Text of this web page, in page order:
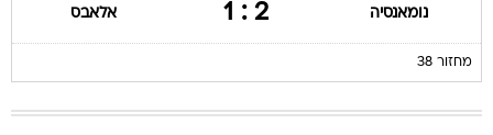
נומאנסיה 2 : 1 אלאבס
מחזור 38